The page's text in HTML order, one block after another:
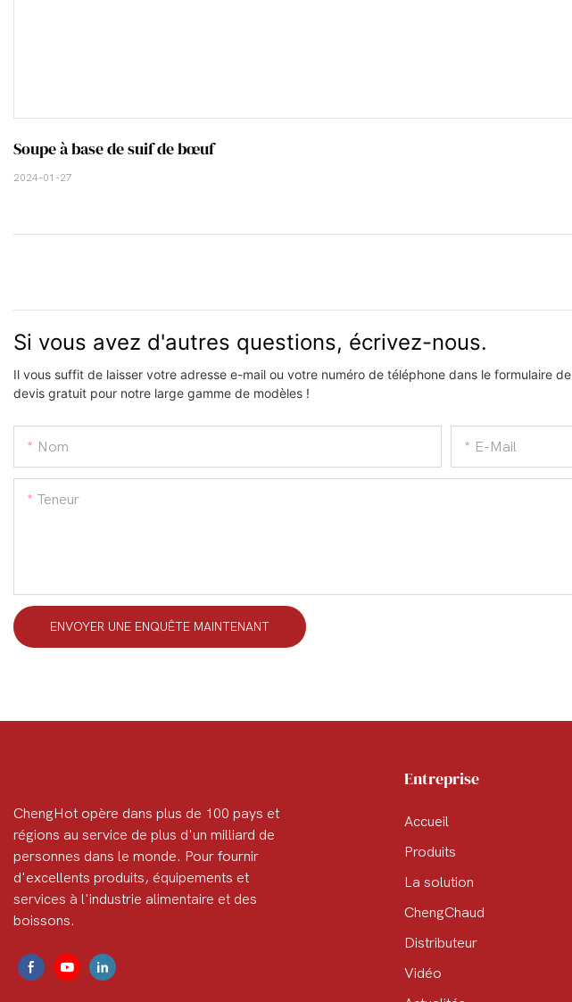
Soupe à base de suif de bœuf
2024-01-27
Si vous avez d'autres questions, écrivez-nous.
Il vous suffit de laisser votre adresse e-mail ou votre numéro de téléphone dans le formulaire
devis gratuit pour notre large gamme de modèles !
Nom E-Mail
Teneur
ENVOYER UNE ENQUÊTE MAINTENANT
ChengHot opère dans plus de 100 pays et
régions au service de plus d'un milliard de
personnes dans le monde. Pour fournir
d'excellents produits, équipements et
services à l'industrie alimentaire et des
boissons.
Entreprise
Accueil
Produits
La solution
ChengChaud
Distributeur
Vidéo